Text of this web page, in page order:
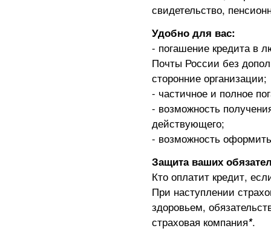
свидетельство,
Удобно для вас:
- погашение кредита в
Почты России без
сторонние организации;
- частичное и полное
- возможность
действующего;
- возможность
Защита ваших
Кто оплатит кредит,
При наступлении
здоровьем,
страховая компания*.